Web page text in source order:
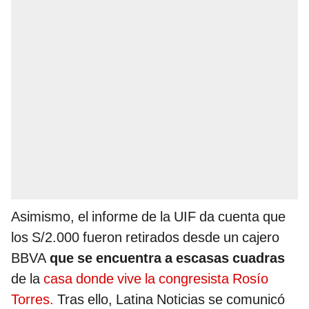
Asimismo, el informe de la UIF da cuenta que
los S/2.000 fueron retirados desde un cajero
BBVAque se encuentra a escasas cuadras
de lacasa donde vive la congresista Rosío
Torres. Tras ello, Latina Noticias se comunicó